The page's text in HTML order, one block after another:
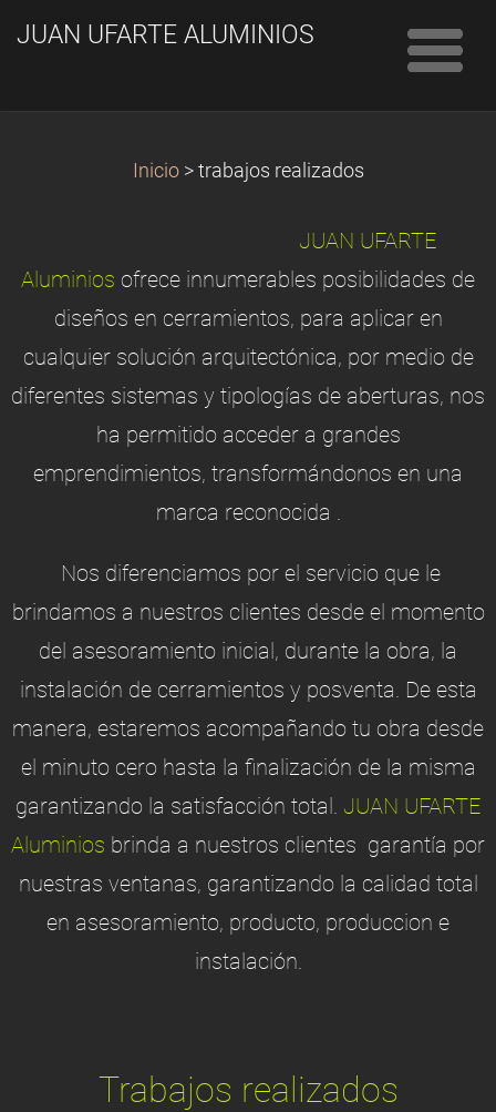
JUAN UFARTE ALUMINIOS
Inicio > trabajos realizados
JUAN UFARTE
Aluminios ofrece innumerables posibilidades de
diseños en cerramientos, para aplicar en
cualquier solución arquitectónica, por medio de
diferentes sistemas y tipologías de aberturas, nos
ha permitido acceder a grandes
emprendimientos, transformándonos en una
marca reconocida .
Nos diferenciamos por el servicio que le
brindamos a nuestros clientes desde el momento
del asesoramiento inicial, durante la obra, la
instalación de cerramientos y posventa. De esta
manera, estaremos acompañando tu obra desde
el minuto cero hasta la finalización de la misma
garantizando la satisfacción total. JUAN UFARTE
Aluminios brinda a nuestros clientes garantía por
nuestras ventanas, garantizando la calidad total
en asesoramiento, producto, produccion e
instalación.
Trabajos realizados